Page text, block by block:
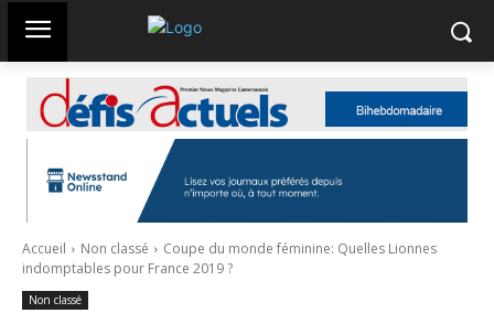
Accueil Non classé
Coupe du monde féminine: Quelles Lionnes
indomptables pour France 2019 ?
Non classé